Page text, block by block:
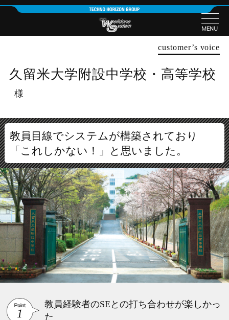
MENU
customer’s voice
久留米大学附設中学校・高等学校
様
教員目線でシステムが構築されており
「これしかない！」と思いました。
教員経験者のSEとの打ち合わせが楽しかっ
た